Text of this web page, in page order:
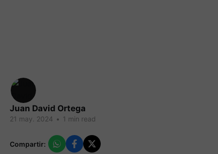
Juan David Ortega
21 may. 2024 • 1 min read
Compartir: